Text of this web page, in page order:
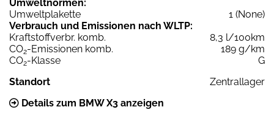
Umweltnormen:
Umweltplakette
1 (None)
Verbrauch und Emissionen nach WLTP:
Kraftstoffverbr. komb.
8,3 l/100km
CO2-Emissionen komb.
189 g/km
CO2-Klasse
G
Standort
Zentrallager
Details zum BMW X3 anzeigen